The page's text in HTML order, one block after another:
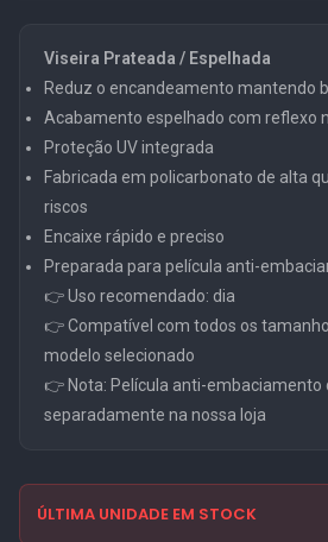
Viseira Prateada / Espelhada
Reduz o encandeamento mantendo
Acabamento espelhado com reflexo
Proteção UV integrada
Fabricada em policarbonato de alta
riscos
Encaixe rápido e preciso
Preparada para película anti-
👉 Uso recomendado: dia
👉 Compatível com todos os
modelo selecionado
👉 Nota: Película anti-embaciamento
separadamente na nossa loja
ÚLTIMA UNIDADE EM STOCK